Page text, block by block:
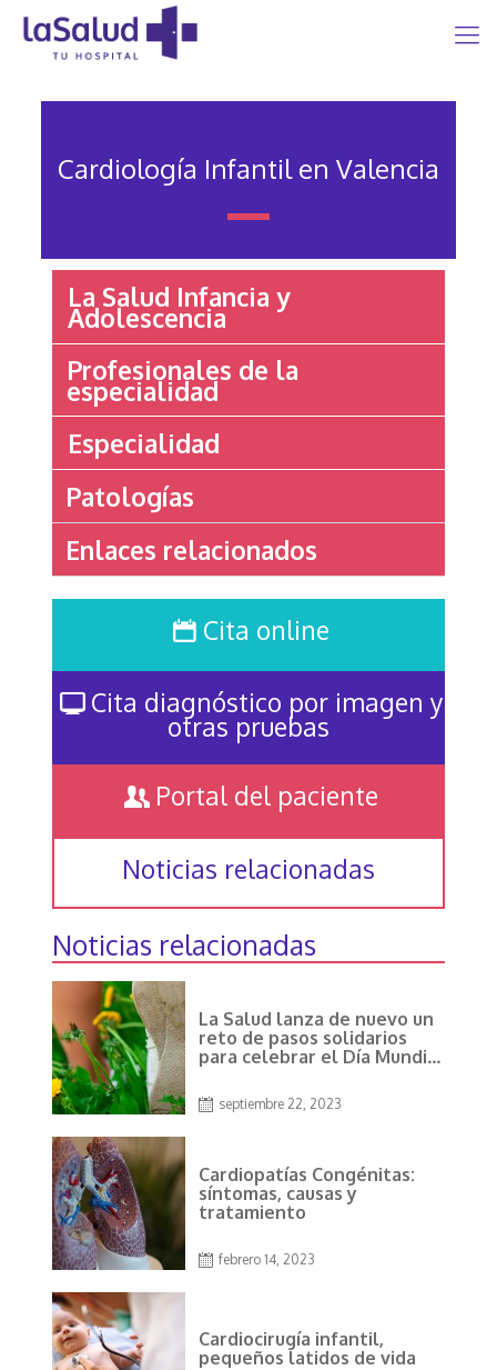
Cardiología Infantil en Valencia
La Salud Infancia y
Adolescencia
Profesionales de la
especialidad
Especialidad
Patologías
Enlaces relacionados
Cita online
Cita diagnóstico por imagen y
otras pruebas
Portal del paciente
Noticias relacionadas
Noticias relacionadas
La Salud lanza de nuevo un
reto de pasos solidarios
para celebrar el Día Mundial
septiembre 22, 2023
Cardiopatías Congénitas:
síntomas, causas y
tratamiento
febrero 14, 2023
Cardiocirugía infantil,
pequeños latidos de vida